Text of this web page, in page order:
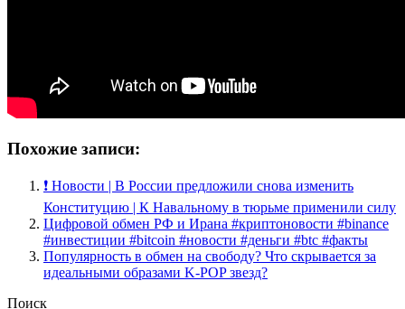
Похожие записи:
❗️ Новости | В России предложили снова изменить
Конституцию | К Навальному в тюрьме применили силу
Цифровой обмен РФ и Ирана #криптоновости #binance
#инвестиции #bitcoin #новости #деньги #btc #факты
Популярность в обмен на свободу? Что скрывается за
идеальными образами K-POP звезд?
Поиск